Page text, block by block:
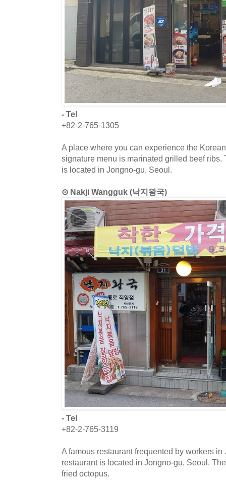
- Tel
+82-2-765-1305
A place where you can experience the
signature menu is marinated grilled beef
is located in Jongno-gu, Seoul.
⊙ Nakji Wangguk (낙지왕국)
- Tel
+82-2-765-3119
A famous restaurant frequented by workers
restaurant is located in Jongno-gu, Seoul.
fried octopus.